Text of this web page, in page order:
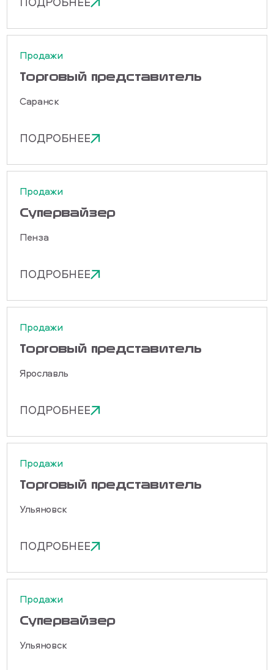
Продажи
Торговый представитель
Саранск
ПОДРОБНЕЕ
Продажи
Cупервайзер
Пенза
ПОДРОБНЕЕ
Продажи
Торговый представитель
Ярославль
ПОДРОБНЕЕ
Продажи
Торговый представитель
Ульяновск
ПОДРОБНЕЕ
Продажи
Cупервайзер
Ульяновск